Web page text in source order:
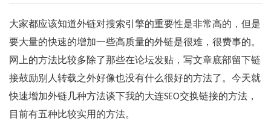
大家都应该知道外链对搜索引擎的重要性是非常高的，但是
要大量的快速的增加一些高质量的外链是很难，很费事的。
网上的方法比较多除了那些在论坛发贴，写文章底部留下链
接鼓励别人转载之外好像也没有什么很好的方法了。今天就
快速增加外链几种方法谈下我的大连SEO交换链接的方法，
目前有五种比较实用的方法。